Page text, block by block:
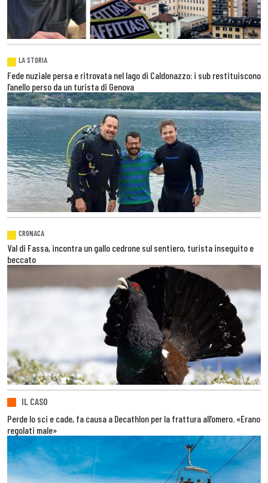
LA STORIA
Fede nuziale persa e ritrovata nel lago di Caldonazzo: i sub restituiscono
l’anello perso da un turista di Genova
CRONACA
Val di Fassa, incontra un gallo cedrone sul sentiero, turista inseguito e
beccato
IL CASO
Perde lo sci e cade, fa causa a Decathlon per la frattura all’omero. «Erano
regolati male»